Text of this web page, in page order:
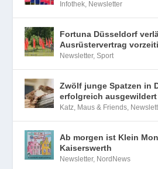
Infothek, Newsletter
Fortuna Düsseldorf
Ausrüstervertrag
Newsletter,Sport
Zwölf junge Spatzen in
erfolgreich ausgewildert
Katz, Maus & Friends,
Ab morgen ist Klein
Kaiserswerth
Newsletter, NordNews